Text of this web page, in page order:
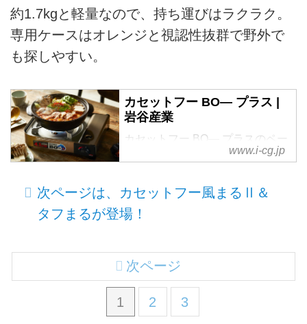
約1.7kgと軽量なので、持ち運びはラクラク。
専用ケースはオレンジと視認性抜群で野外で
も探しやすい。
カセットフー BO— プラス |
岩谷産業
カセットフー BO— プラスのペー
ジです。イワタニの商品紹介サイ
ロ）、カセットボンベ（ガス）、
カセットガスストーブ、ミルサ
ー、コンロ用プレートなどの豊富
www.i-cg.jp
次ページは、カセットフー風まるⅡ＆
タフまるが登場！
1 2 3
次ページ